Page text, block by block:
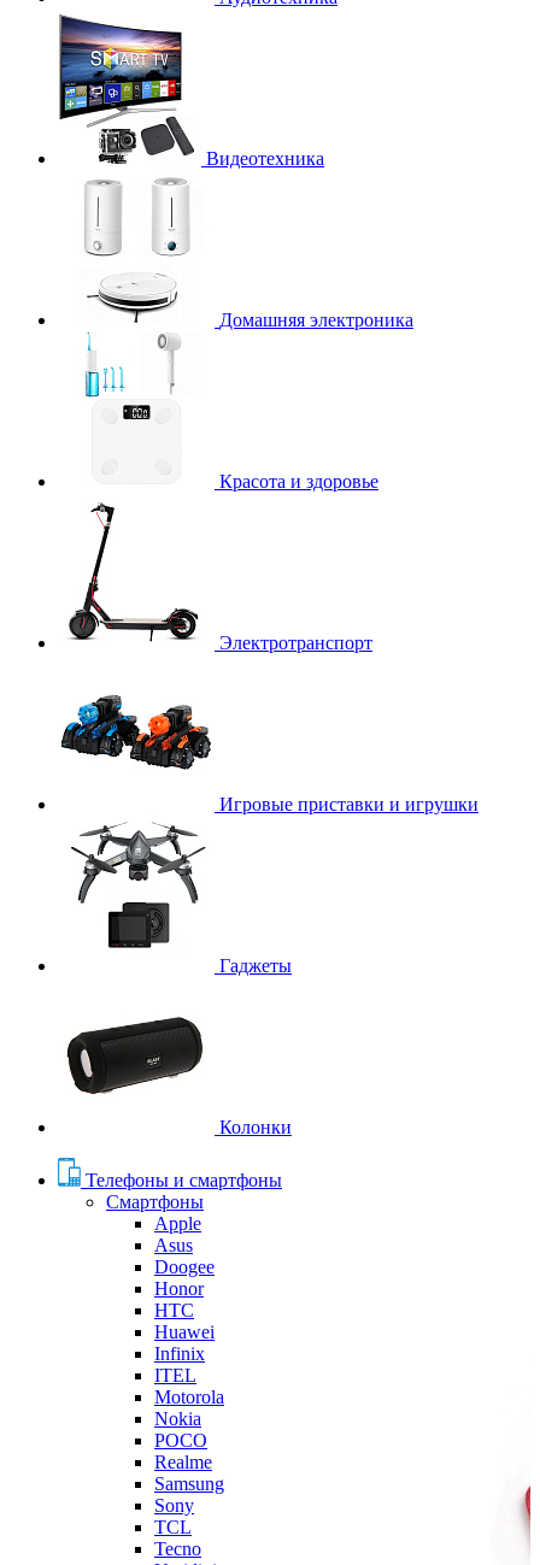
Видеотехника
Домашняя электроника
Красота и здоровье
Электротранспорт
Игровые приставки и игрушки
Гаджеты
Колонки
Телефоны и смартфоны
Смартфоны
Apple
Asus
Doogee
Honor
HTC
Huawei
Infinix
ITEL
Motorola
Nokia
POCO
Realme
Samsung
Sony
TCL
Tecno